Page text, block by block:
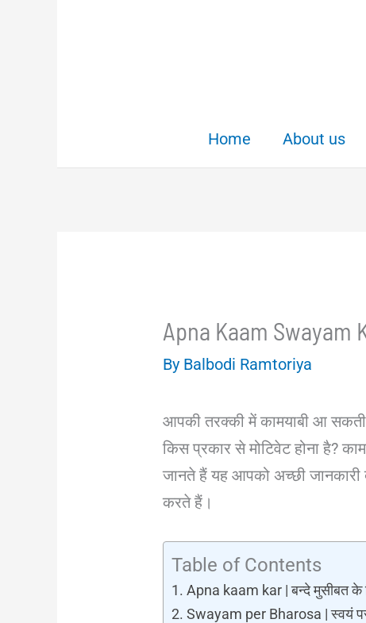
Home About us
Apna Kaam Swayam
By Balbodi Ramtoriya
आपकी तरक्की में कामयाबी आ
किस प्रकार से मोटिवेट होना है?
जानते हैं यह आपको अच्छी जानकारी
करते हैं।
Table of Contents
Apna kaam kar | बन्दे मुसीबत के
Swayam per Bharosa | स्वयं